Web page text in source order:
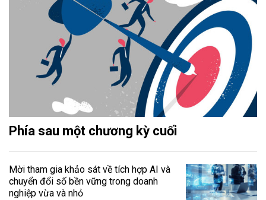
Phía sau một chương kỳ cuối
Mời tham gia khảo sát về tích hợp AI và
chuyển đổi số bền vững trong doanh
nghiệp vừa và nhỏ